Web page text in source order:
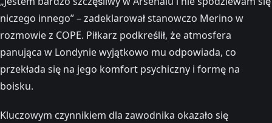
niczego innego” – zadeklarował stanowczo Merino w
rozmowie z COPE. Piłkarz podkreślił, że atmosfera
panująca w Londynie wyjątkowo mu odpowiada, co
przekłada się na jego komfort psychiczny i formę na
boisku.
Kluczowym czynnikiem dla zawodnika okazało się